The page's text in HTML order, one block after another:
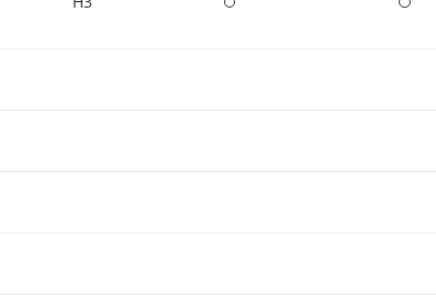
Опции